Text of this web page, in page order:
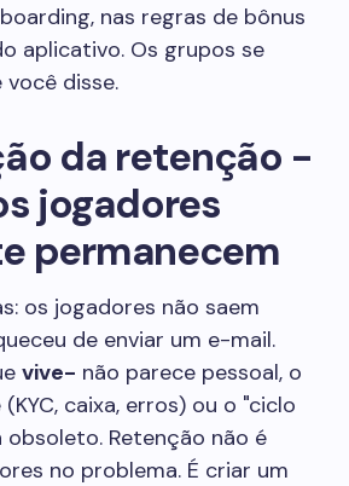
nas regras de bônus
aplicativo. Os grupos se
disse.
da retenção -
jogadores
permanecem
os jogadores não saem
de enviar um e-mail.
vive- não parece pessoal, o
caixa, erros) ou o "ciclo
obsoleto. Retenção não é
no problema. É criar um